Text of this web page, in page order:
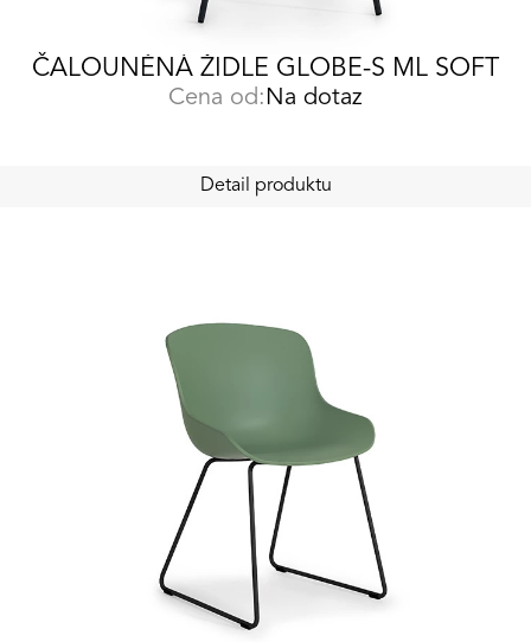
ČALOUNĚNÁ ŽIDLE GLOBE-S ML SOFT
Cena od: Na dotaz
Detail produktu